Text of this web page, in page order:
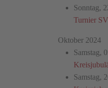
Sonntag,
Turnier
Oktober 2024
Samstag,
Samstag,